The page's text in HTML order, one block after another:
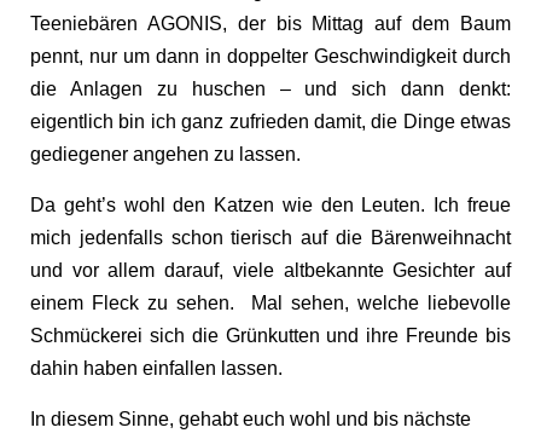
Teeniebären AGONIS, der bis Mittag auf dem Baum
pennt, nur um dann in doppelter Geschwindigkeit durch
die Anlagen zu huschen – und sich dann denkt:
eigentlich bin ich ganz zufrieden damit, die Dinge etwas
gediegener angehen zu lassen.
Da geht’s wohl den Katzen wie den Leuten. Ich freue
mich jedenfalls schon tierisch auf die Bärenweihnacht
und vor allem darauf, viele altbekannte Gesichter auf
einem Fleck zu sehen. Mal sehen, welche liebevolle
Schmückerei sich die Grünkutten und ihre Freunde bis
dahin haben einfallen lassen.
In diesem Sinne, gehabt euch wohl und bis nächste